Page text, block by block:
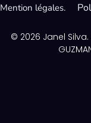
Mention légales.
© 2026 Janel Silva.